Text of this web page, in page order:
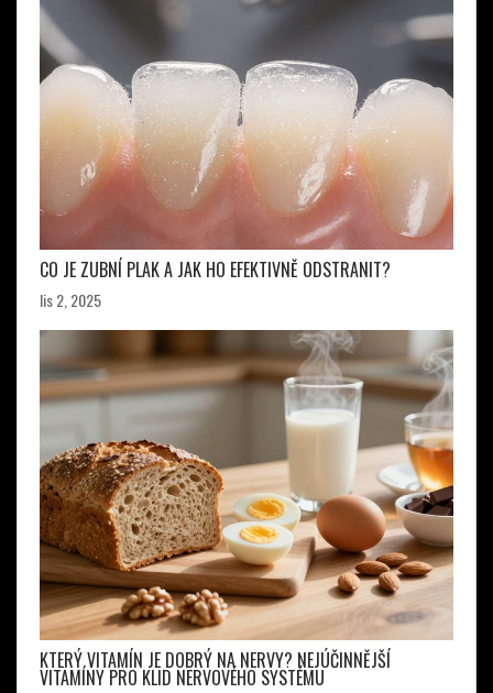
CO JE ZUBNÍ PLAK A JAK HO EFEKTIVNĚ ODSTRANIT?
lis 2, 2025
KTERÝ VITAMÍN JE DOBRÝ NA NERVY? NEJÚČINNĚJŠÍ
VITAMÍNY PRO KLID NERVOVÉHO SYSTÉMU